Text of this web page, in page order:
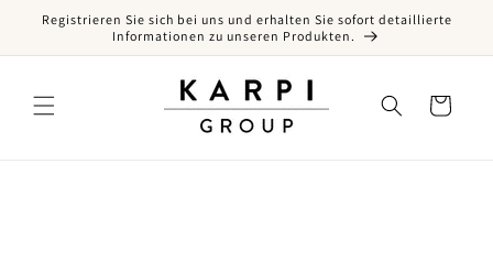
Direkt zum Inhalt
Registrieren Sie sich bei uns und erhalten Sie sofort detaillierte
Informationen zu unseren Produkten.
Warenkorb